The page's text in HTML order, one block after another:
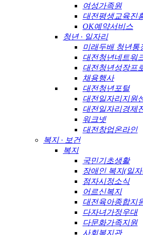
여성가족원
대전평생교육진
OK예약서비스
청년 · 일자리
미래두배 청년통
대전청년네트워
대전청년성장프
채용행사
대전청년포털
대전일자리지원
대전일자리경제
워크넷
대전창업온라인
복지 · 보건
복지
국민기초생활
장애인 복지(일
점자시정소식
어르신복지
대전육아종합지
다자녀가정우대
다문화가족지원
사회복지관